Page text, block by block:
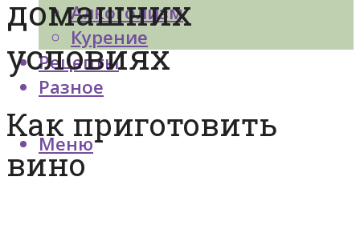
Алкоголизм
Курение
Рецепты
Разное
Меню
домашних
условиях
Как приготовить
вино